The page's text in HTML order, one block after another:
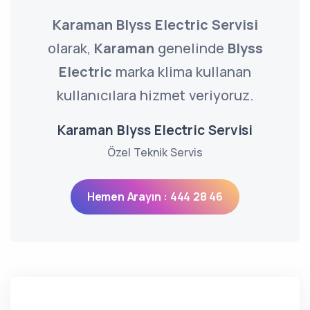
Karaman Blyss Electric Servisi
olarak, Karaman genelinde Blyss
Electric marka klima kullanan
kullanıcılara hizmet veriyoruz.
Karaman Blyss Electric Servisi
Özel Teknik Servis
Hemen Arayın : 444 28 46